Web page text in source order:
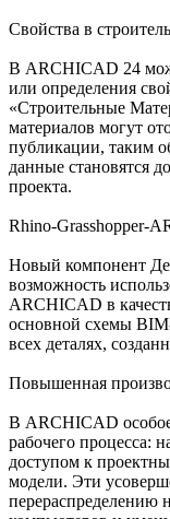
Свойства в
В ARCHICAD 24
или определения
«Строительные
материалов могут
публикации, таким
данные становятся
проекта.
Rhino-Grasshopper-
Новый компонент
возможность
ARCHICAD в
основной схемы
всех деталях,
Повышенная
В ARCHICAD
рабочего процесса:
доступом к
модели. Эти
перераспределению